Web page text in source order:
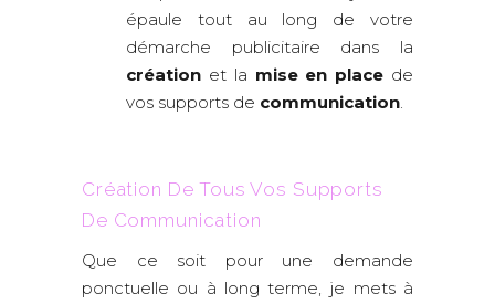
épaule tout au long de votre
démarche publicitaire dans la
création et la mise en place de
vos supports de communication.
Création De Tous Vos Supports
De Communication
Que ce soit pour une demande
ponctuelle ou à long terme, je mets à